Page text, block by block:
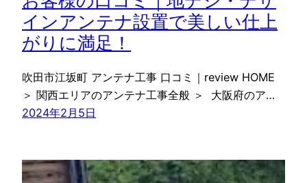
インアンテナ設置で美しい仕上
がりに満足！
吹田市江坂町 アンテナ工事 口コミ｜review HOME
＞ 関西エリアのアンテナ工事全般 ＞ 大阪府のア…
2024年2月5日